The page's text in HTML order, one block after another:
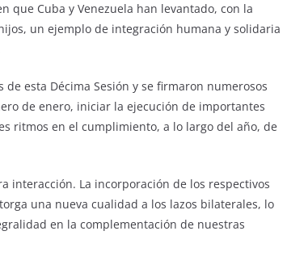
que Cuba y Venezuela han levantado, con la
un ejemplo de integración humana y solidaria
esta Décima Sesión y se firmaron numerosos
de enero, iniciar la ejecución de importantes
ritmos en el cumplimiento, a lo largo del año, de
interacción. La incorporación de los respectivos
una nueva cualidad a los lazos bilaterales, lo
en la complementación de nuestras